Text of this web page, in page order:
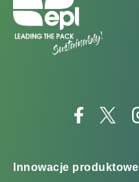
Innowacje produktowe